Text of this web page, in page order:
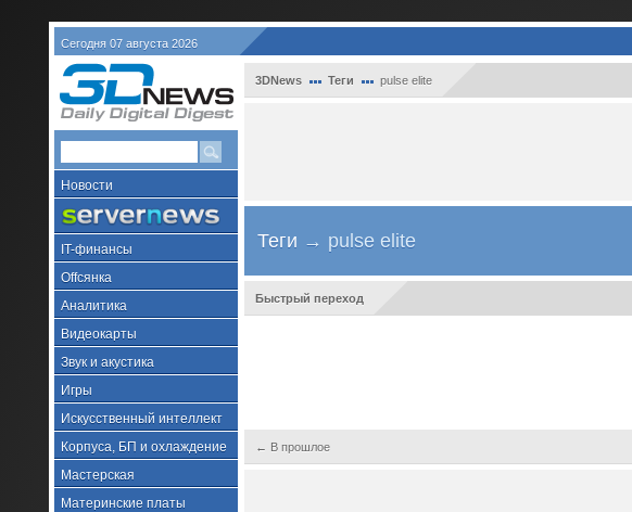
Сегодня 07 августа 2026
Новости
IT-финансы
Offсянка
Аналитика
Видеокарты
Звук и акустика
Игры
Искусственный интеллект
Корпуса, БП и охлаждение
Мастерская
Материнские платы
3DNews Теги pulse elite
Теги → pulse elite
Быстрый переход
← В прошлое